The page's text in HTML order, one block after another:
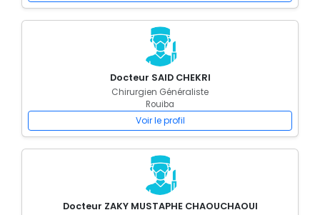
Docteur SAID CHEKRI
Chirurgien Généraliste
Rouiba
Voir le profil
Docteur ZAKY MUSTAPHE CHAOUCHAOUI